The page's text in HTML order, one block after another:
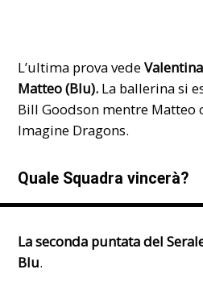
L’ultima prova vede
Matteo (Blu). La ballerina si
Bill Goodson mentre Matteo
Imagine Dragons.
Quale Squadra vincerà?
La seconda puntata del
Blu.